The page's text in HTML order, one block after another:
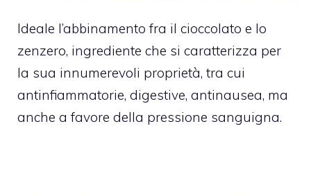
Ideale l’abbinamento fra il cioccolato e lo
zenzero, ingrediente che si caratterizza per
la sua innumerevoli proprietà, tra cui
antinfiammatorie, digestive, antinausea, ma
anche a favore della pressione sanguigna.